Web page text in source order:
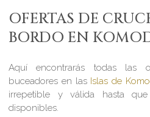
OFERTAS DE
BORDO EN
Aquí encontrarás todas las
buceadores en las Islas de
irrepetible y válida hasta
disponibles.